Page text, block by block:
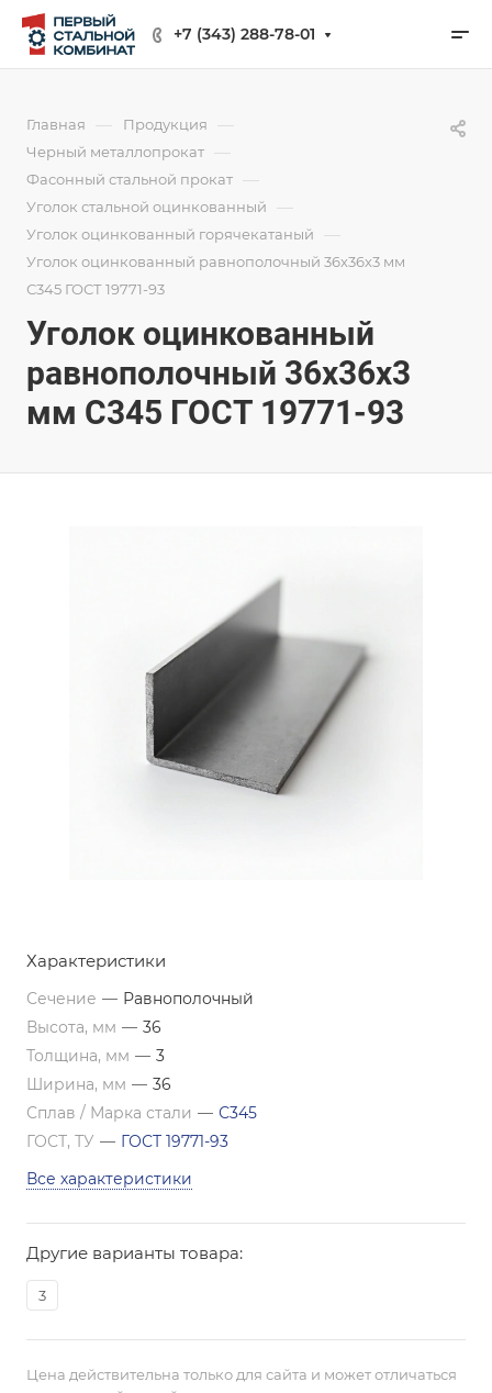
+7 (343) 288-78-01
Главная — Продукция —
Черный металлопрокат —
Фасонный стальной прокат —
Уголок стальной оцинкованный —
Уголок оцинкованный горячекатаный —
Уголок оцинкованный равнополочный 36х36х3 мм
С345 ГОСТ 19771-93
Уголок оцинкованный
равнополочный 36х36х3
мм С345 ГОСТ 19771-93
Характеристики
Сечение — Равнополочный
Высота, мм — 36
Толщина, мм — 3
Ширина, мм — 36
Сплав / Марка стали — С345
ГОСТ, ТУ — ГОСТ 19771-93
Все характеристики
Другие варианты товара:
3
Цена действительна только для сайта и может отличаться